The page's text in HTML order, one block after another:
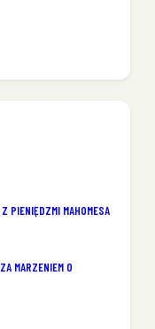
PIENIĘDZMI MAHOMESA
MARZENIEM O